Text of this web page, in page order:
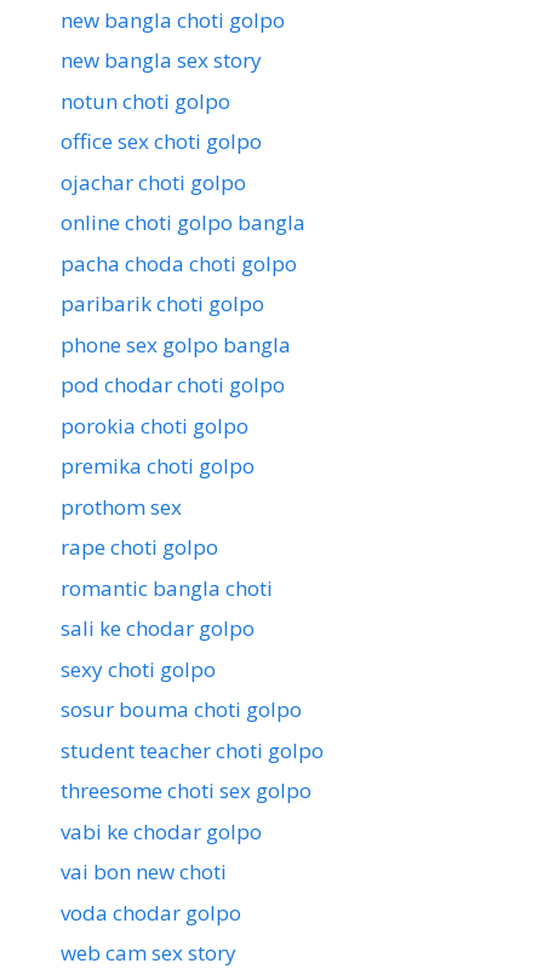
new bangla choti golpo
new bangla sex story
notun choti golpo
office sex choti golpo
ojachar choti golpo
online choti golpo bangla
pacha choda choti golpo
paribarik choti golpo
phone sex golpo bangla
pod chodar choti golpo
porokia choti golpo
premika choti golpo
prothom sex
rape choti golpo
romantic bangla choti
sali ke chodar golpo
sexy choti golpo
sosur bouma choti golpo
student teacher choti golpo
threesome choti sex golpo
vabi ke chodar golpo
vai bon new choti
voda chodar golpo
web cam sex story